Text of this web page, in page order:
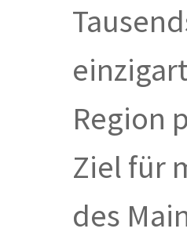
Region
Ziel für
des